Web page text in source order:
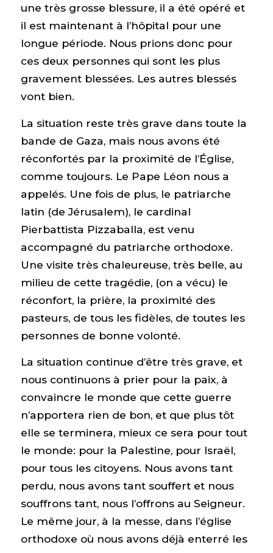
une très grosse blessure, il a été opéré et
il est maintenant à l’hôpital pour une
longue période. Nous prions donc pour
ces deux personnes qui sont les plus
gravement blessées. Les autres blessés
vont bien.
La situation reste très grave dans toute la
bande de Gaza, mais nous avons été
réconfortés par la proximité de l’Église,
comme toujours. Le Pape Léon nous a
appelés. Une fois de plus, le patriarche
latin (de Jérusalem), le cardinal
Pierbattista Pizzaballa, est venu
accompagné du patriarche orthodoxe.
Une visite très chaleureuse, très belle, au
milieu de cette tragédie, (on a vécu) le
réconfort, la prière, la proximité des
pasteurs, de tous les fidèles, de toutes les
personnes de bonne volonté.
La situation continue d’être très grave, et
nous continuons à prier pour la paix, à
convaincre le monde que cette guerre
n’apportera rien de bon, et que plus tôt
elle se terminera, mieux ce sera pour tout
le monde: pour la Palestine, pour Israël,
pour tous les citoyens. Nous avons tant
perdu, nous avons tant souffert et nous
souffrons tant, nous l’offrons au Seigneur.
Le même jour, à la messe, dans l’église
orthodoxe où nous avons déjà enterré les